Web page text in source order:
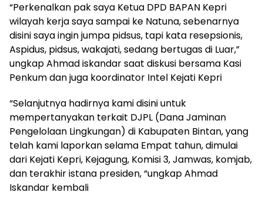
“Perkenalkan pak saya Ketua DPD BAPAN Kepri
wilayah kerja saya sampai ke Natuna, sebenarnya
disini saya ingin jumpa pidsus, tapi kata resepsionis,
Aspidus, pidsus, wakajati, sedang bertugas di Luar,”
ungkap Ahmad iskandar saat diskusi bersama Kasi
Penkum dan juga koordinator Intel Kejati Kepri
“Selanjutnya hadirnya kami disini untuk
mempertanyakan terkait DJPL (Dana Jaminan
Pengelolaan Lingkungan) di Kabupaten Bintan, yang
telah kami laporkan selama Empat tahun, dimulai
dari Kejati Kepri, Kejagung, Komisi 3, Jamwas, komjab,
dan terakhir istana presiden, “ungkap Ahmad
Iskandar kembali